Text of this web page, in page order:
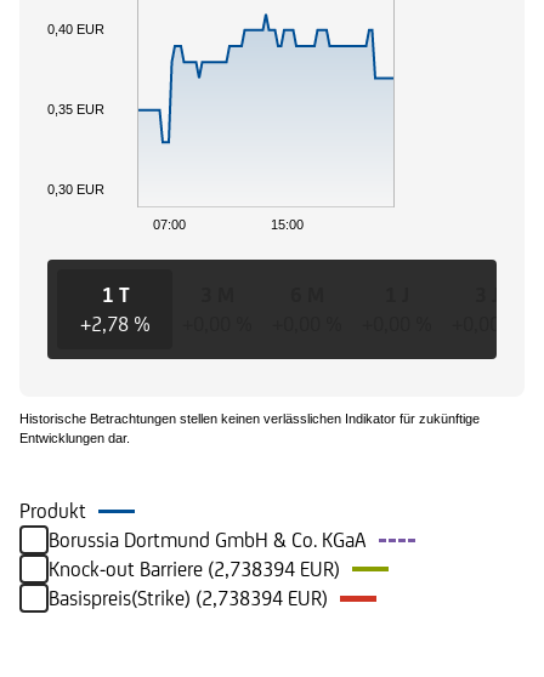
07:00 15:00
0,30 EUR
0,35 EUR
0,40 EUR
1 T
+2,78 %
Historische Betrachtungen stellen keinen verlässlichen Indikator für zukünftige
Entwicklungen dar.
Produkt
Borussia Dortmund GmbH & Co. KGaA
Knock-out Barriere (2,738394 EUR)
Basispreis(Strike) (2,738394 EUR)